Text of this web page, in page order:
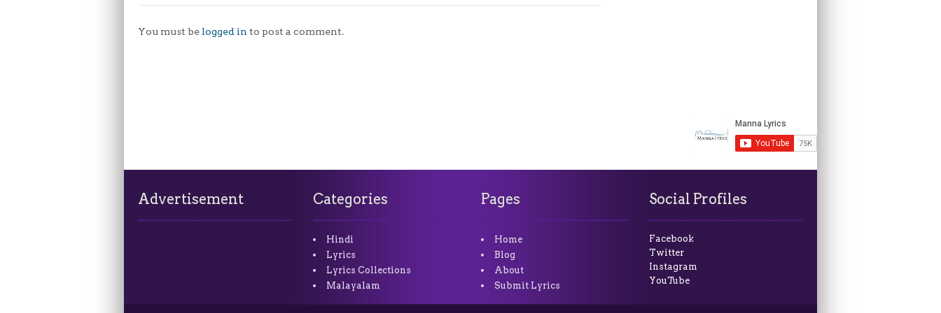
You must be logged in to post a comment.
Advertisement Categories
Hindi
Lyrics
Lyrics Collections
Malayalam
Pages
Home
Blog
About
Submit Lyrics
Social Profiles
Facebook
Twitter
Instagram
YouTube